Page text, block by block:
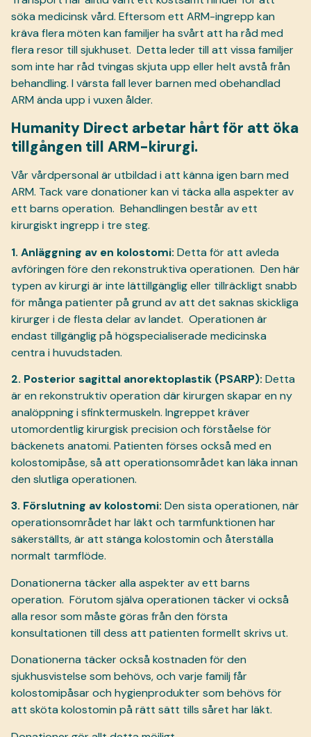
söka medicinsk vård. Eftersom ett ARM-ingrepp kan
kräva flera möten kan familjer ha svårt att ha råd med
flera resor till sjukhuset. Detta leder till att vissa familjer
som inte har råd tvingas skjuta upp eller helt avstå från
behandling. I värsta fall lever barnen med obehandlad
ARM ända upp i vuxen ålder.
Humanity Direct arbetar hårt för att öka
tillgången till ARM-kirurgi.
Vår vårdpersonal är utbildad i att känna igen barn med
ARM. Tack vare donationer kan vi täcka alla aspekter av
ett barns operation. Behandlingen består av ett
kirurgiskt ingrepp i tre steg.
1. Anläggning av en kolostomi: Detta för att avleda
avföringen före den rekonstruktiva operationen. Den här
typen av kirurgi är inte lättillgänglig eller tillräckligt snabb
för många patienter på grund av att det saknas skickliga
kirurger i de flesta delar av landet. Operationen är
endast tillgänglig på högspecialiserade medicinska
centra i huvudstaden.
2. Posterior sagittal anorektoplastik (PSARP): Detta
är en rekonstruktiv operation där kirurgen skapar en ny
analöppning i sfinktermuskeln. Ingreppet kräver
utomordentlig kirurgisk precision och förståelse för
bäckenets anatomi. Patienten förses också med en
kolostomipåse, så att operationsområdet kan läka innan
den slutliga operationen.
3. Förslutning av kolostomi: Den sista operationen, när
operationsområdet har läkt och tarmfunktionen har
säkerställts, är att stänga kolostomin och återställa
normalt tarmflöde.
Donationerna täcker alla aspekter av ett barns
operation. Förutom själva operationen täcker vi också
alla resor som måste göras från den första
konsultationen till dess att patienten formellt skrivs ut.
Donationerna täcker också kostnaden för den
sjukhusvistelse som behövs, och varje familj får
kolostomipåsar och hygienprodukter som behövs för
att sköta kolostomin på rätt sätt tills såret har läkt.